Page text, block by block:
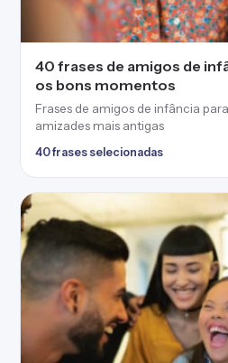
40 frases de amigos de
os bons momentos
Frases de amigos de infância
amizades mais antigas
40 frases selecionadas